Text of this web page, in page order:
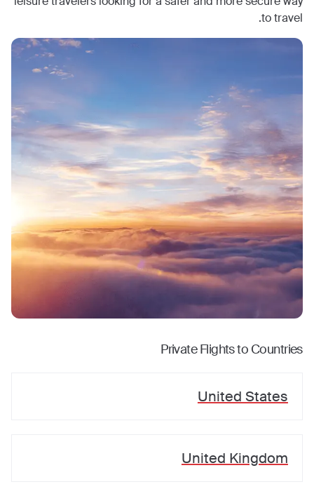
to travel.
Private Flights to Countries
United States
United Kingdom